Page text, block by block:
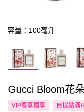
容量：100毫升
Gucci Bloom花
VIP尊享獨享 自提點滿